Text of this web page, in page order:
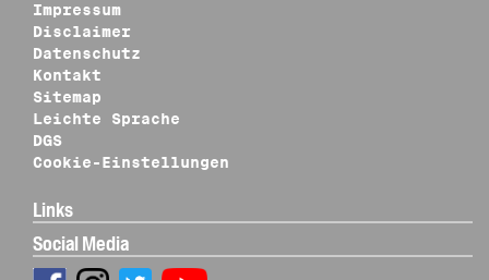
Impressum
Disclaimer
Datenschutz
Kontakt
Sitemap
Leichte Sprache
DGS
Cookie-Einstellungen
Links
Social Media